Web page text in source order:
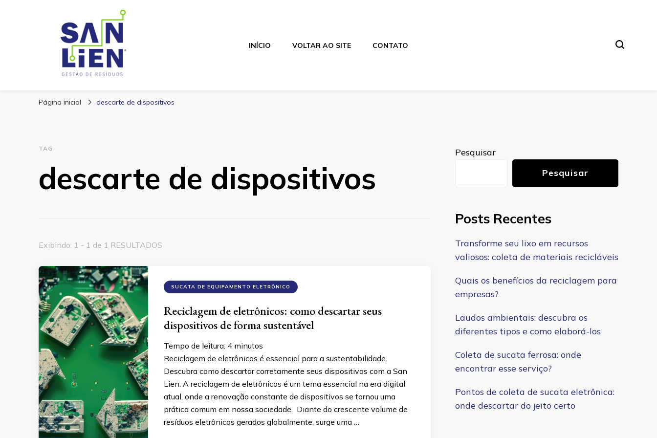
San Lien
INÍCIO VOLTAR AO SITE CONTATO
Página inicial descarte de dispositivos
TAG
descarte de dispositivos
Exibindo: 1 - 1 de 1 RESULTADOS
SUCATA DE EQUIPAMENTO ELETRÔNICO
Reciclagem de eletrônicos: como descartar seus
dispositivos de forma sustentável
Tempo de leitura: 4 minutos
Reciclagem de eletrônicos é essencial para a sustentabilidade.
Descubra como descartar corretamente seus dispositivos com a San
Lien. A reciclagem de eletrônicos é um tema essencial na era digital
atual, onde a renovação constante de dispositivos se tornou uma
prática comum em nossa sociedade. Diante do crescente volume de
resíduos eletrônicos gerados globalmente, surge uma …
Pesquisar
Pesquisar
Posts Recentes
Transforme seu lixo em recursos
valiosos: coleta de materiais recicláveis
Quais os benefícios da reciclagem para
empresas?
Laudos ambientais: descubra os
diferentes tipos e como elaborá-los
Coleta de sucata ferrosa: onde
encontrar esse serviço?
Pontos de coleta de sucata eletrônica:
onde descartar do jeito certo